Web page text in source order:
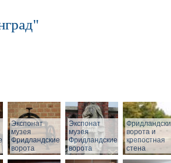
Экспонат
музея
Фридландские
ворота
Экспонат
музея
Фридландские
ворота
ворота и
крепостная
стена